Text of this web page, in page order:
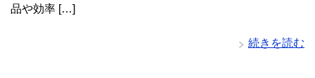
品や効率 […]
続きを読む